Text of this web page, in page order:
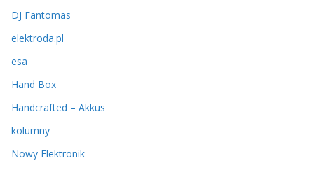
DJ Fantomas
elektroda.pl
esa
Hand Box
Handcrafted – Akkus
kolumny
Nowy Elektronik